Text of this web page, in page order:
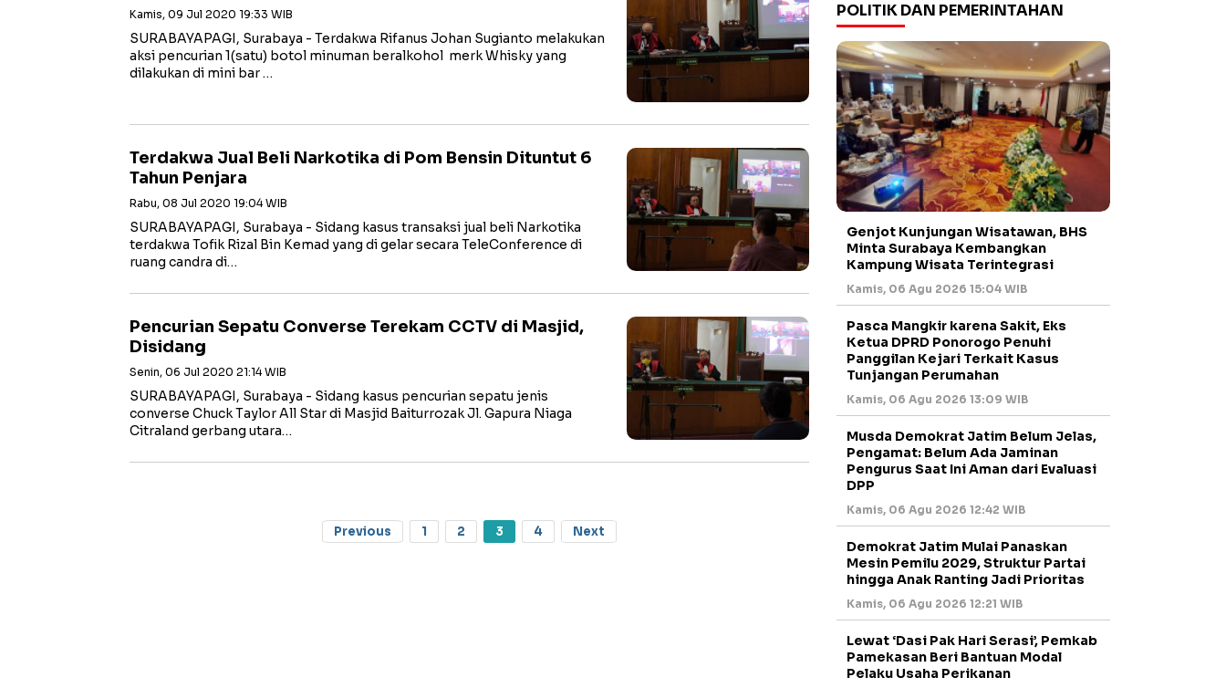
Kamis, 09 Jul 2020 19:33 WIB
SURABAYAPAGI, Surabaya - Terdakwa Rifanus Johan Sugianto melakukan
aksi pencurian 1(satu) botol minuman beralkohol merk Whisky yang
dilakukan di mini bar …
Terdakwa Jual Beli Narkotika di Pom Bensin Dituntut 6
Tahun Penjara
Rabu, 08 Jul 2020 19:04 WIB
SURABAYAPAGI, Surabaya - Sidang kasus transaksi jual beli Narkotika
terdakwa Tofik Rizal Bin Kemad yang di gelar secara TeleConference di
ruang candra di…
Pencurian Sepatu Converse Terekam CCTV di Masjid,
Disidang
Senin, 06 Jul 2020 21:14 WIB
SURABAYAPAGI, Surabaya - Sidang kasus pencurian sepatu jenis
converse Chuck Taylor All Star di Masjid Baiturrozak Jl. Gapura Niaga
Citraland gerbang utara…
Previous 1 2 3 4 Next
POLITIK DAN PEMERINTAHAN
Genjot Kunjungan Wisatawan, BHS
Minta Surabaya Kembangkan
Kampung Wisata Terintegrasi
Kamis, 06 Agu 2026 15:04 WIB
Pasca Mangkir karena Sakit, Eks
Ketua DPRD Ponorogo Penuhi
Panggilan Kejari Terkait Kasus
Tunjangan Perumahan
Kamis, 06 Agu 2026 13:09 WIB
Musda Demokrat Jatim Belum Jelas,
Pengamat: Belum Ada Jaminan
Pengurus Saat Ini Aman dari Evaluasi
DPP
Kamis, 06 Agu 2026 12:42 WIB
Demokrat Jatim Mulai Panaskan
Mesin Pemilu 2029, Struktur Partai
hingga Anak Ranting Jadi Prioritas
Kamis, 06 Agu 2026 12:21 WIB
Lewat ‘Dasi Pak Hari Serasi’, Pemkab
Pamekasan Beri Bantuan Modal
Pelaku Usaha Perikanan